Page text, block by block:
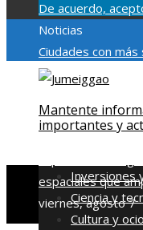
De acuerdo,
Noticias
Ciudades con
Humanidad y su
la inversión
en Bosnia y
espaciales que
viernes, agosto 7
Mantente
importantes y
Inversiones
Ciencia y
Cultura y ocio